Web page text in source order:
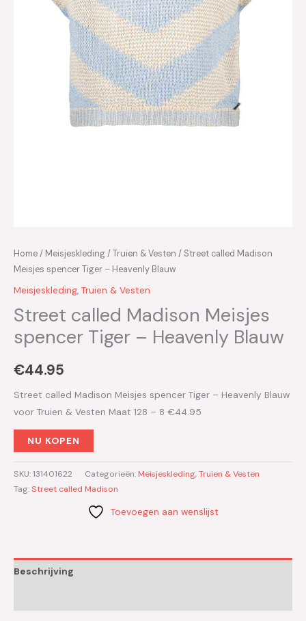
Home/ Meisjeskleding/Truien & Vesten / Street called Madison
Meisjes spencer Tiger – Heavenly Blauw
Meisjeskleding, Truien & Vesten
Street called Madison Meisjes
spencer Tiger – Heavenly Blauw
€44.95
Street called Madison Meisjes spencer Tiger – Heavenly Blauw
voor Truien & Vesten Maat 128 – 8 €44.95
NU KOPEN
SKU:131401622 Categorieën: Meisjeskleding,Truien & Vesten
Tag:Street called Madison
Toevoegen aan wenslijst
Beschrijving